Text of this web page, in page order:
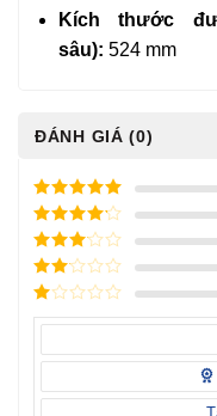
Kích thước
sâu): 524 mm
ĐÁNH GIÁ (0)
5/ 5 điểm
4/ 5
điểm
3/ 5
điểm
2/
điểm
1
điểm